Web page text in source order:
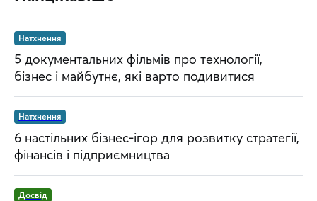
Натхнення
5 документальних фільмів про технології,
бізнес і майбутнє, які варто подивитися
Натхнення
6 настільних бізнес-ігор для розвитку стратегії,
фінансів і підприємництва
Досвід